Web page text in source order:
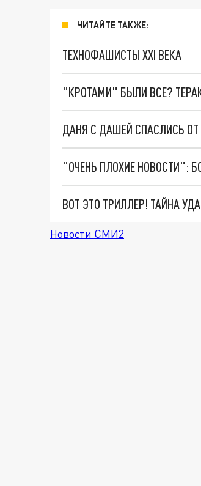
ЧИТАЙТЕ ТАКЖЕ:
ТЕХНОФАШИСТЫ XXI ВЕКА
"КРОТАМИ" БЫЛИ ВСЕ?
ДАНЯ С ДАШЕЙ СПАСЛИСЬ
ВОТ ЭТО ТРИЛЛЕР! ТАЙНА
Новости СМИ2